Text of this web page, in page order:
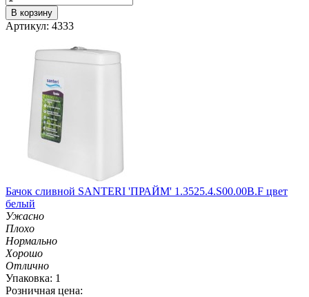
В корзину
Артикул: 4333
Бачок сливной SANTERI 'ПРАЙМ' 1.3525.4.S00.00B.F цвет
белый
Ужасно
Плохо
Нормально
Хорошо
Отлично
Упаковка: 1
Розничная цена: